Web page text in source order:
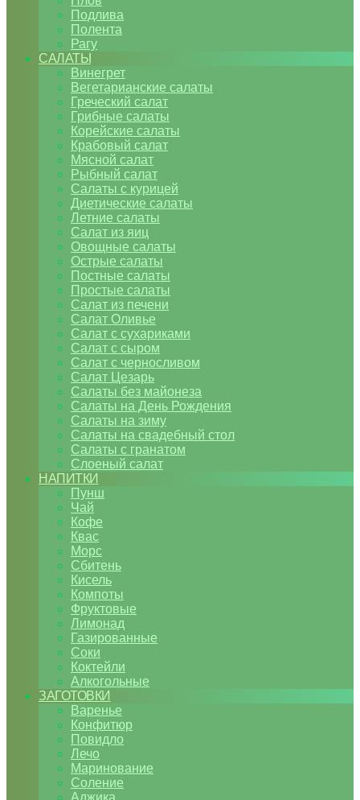
Подлива
Полента
Рагу
САЛАТЫ
Винегрет
Вегетарианские салаты
Греческий салат
Грибные салаты
Корейские салаты
Крабовый салат
Мясной салат
Рыбный салат
Салаты с курицей
Диетические салаты
Летние салаты
Салат из яиц
Овощные салаты
Острые салаты
Постные салаты
Простые салаты
Салат из печени
Салат Оливье
Салат с сухариками
Салат с сыром
Салат с черносливом
Салат Цезарь
Салаты без майонеза
Салаты на День Рождения
Салаты на зиму
Салаты на свадебный стол
Салаты с гранатом
Слоеный салат
НАПИТКИ
Пунш
Чай
Кофе
Квас
Морс
Сбитень
Кисель
Компоты
Фруктовые
Лимонад
Газированные
Соки
Коктейли
Алкогольные
ЗАГОТОВКИ
Варенье
Конфитюр
Повидло
Лечо
Маринование
Соление
Аджика